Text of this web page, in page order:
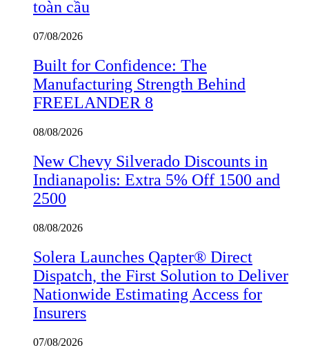
toàn cầu
07/08/2026
Built for Confidence: The
Manufacturing Strength Behind
FREELANDER 8
08/08/2026
New Chevy Silverado Discounts in
Indianapolis: Extra 5% Off 1500 and
2500
08/08/2026
Solera Launches Qapter® Direct
Dispatch, the First Solution to Deliver
Nationwide Estimating Access for
Insurers
07/08/2026